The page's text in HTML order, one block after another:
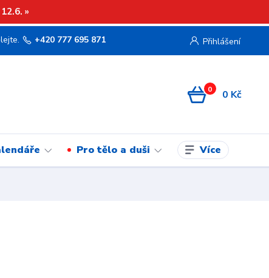
»
Přihlášení
+420 777 695 871
0 0 Kč
Pro tělo a duši Více